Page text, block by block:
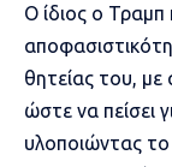
Ο ίδιος ο
θητείας του, με
ώστε να πείσει
υλοποιώντας